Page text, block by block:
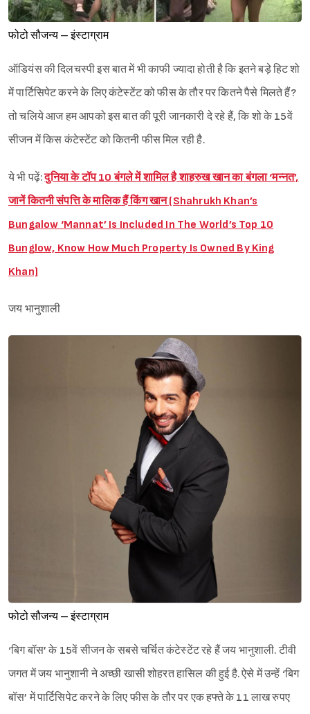
फोटो सौजन्य – इंस्टाग्राम
ऑडियंस की दिलचस्पी इस बात में भी काफी ज्यादा होती है कि इतने बड़े हिट शो
में पार्टिसिपेट करने के लिए कंटेस्टेंट को फीस के तौर पर कितने पैसे मिलते हैं?
तो चलिये आज हम आपको इस बात की पूरी जानकारी दे रहे हैं, कि शो के 15वें
सीजन में किस कंटेस्टेंट को कितनी फीस मिल रही है.
ये भी पढ़ें:दुनिया के टॉप 10 बंगले में शामिल है शाहरुख खान का बंगला ‘मन्नत’,
जानें कितनी संपत्ति के मालिक हैं किंग खान (Shahrukh Khan’s
Bungalow ‘Mannat’ Is Included In The World’s Top 10
Bunglow, Know How Much Property Is Owned By King
Khan)
जय भानुशाली
फोटो सौजन्य – इंस्टाग्राम
‘बिग बॉस’ के 15वें सीजन के सबसे चर्चित कंटेस्टेंट रहे हैं जय भानुशाली. टीवी
जगत में जय भानुशानी ने अच्छी खासी शोहरत हासिल की हुई है. ऐसे में उन्हें ‘बिग
बॉस’ में पार्टिसिपेट करने के लिए फीस के तौर पर एक हफ्ते के 11 लाख रुपए